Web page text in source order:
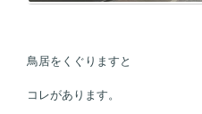
鳥居をくぐりますと
コレがあります。